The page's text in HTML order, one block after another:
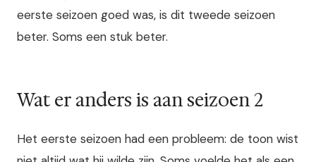
eerste seizoen goed was, is dit tweede seizoen
beter. Soms een stuk beter.
Wat er anders is aan seizoen 2
Het eerste seizoen had een probleem: de toon wist